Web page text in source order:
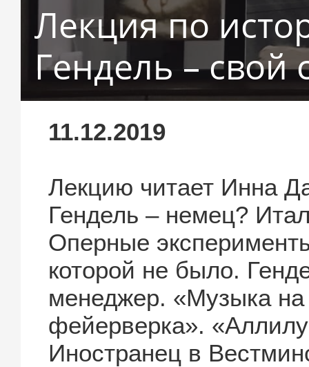
Лекция по
Гендель – свой
11.12.2019
Лекцию читает Инна
Гендель – немец?
Оперные
которой не было.
менеджер. «Музыка
фейерверка».
Иностранец в